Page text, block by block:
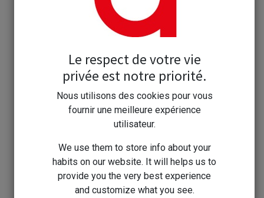
Le respect de votre vie
privée est notre priorité.
Nous utilisons des cookies pour vous
fournir une meilleure expérience
utilisateur.
We use them to store info about your
habits on our website. It will helps us to
provide you the very best experience
and customize what you see.